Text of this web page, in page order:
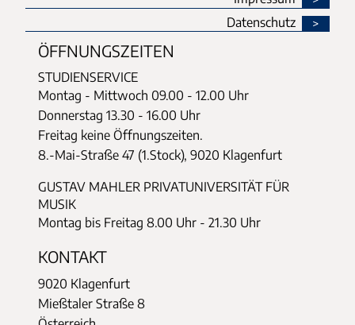
Datenschutz
ÖFFNUNGSZEITEN
STUDIENSERVICE
Montag - Mittwoch 09.00 - 12.00 Uhr
Donnerstag 13.30 - 16.00 Uhr
Freitag keine Öffnungszeiten.
8.-Mai-Straße 47 (1.Stock), 9020 Klagenfurt
GUSTAV MAHLER PRIVATUNIVERSITÄT FÜR
MUSIK
Montag bis Freitag 8.00 Uhr - 21.30 Uhr
KONTAKT
9020 Klagenfurt
Mießtaler Straße 8